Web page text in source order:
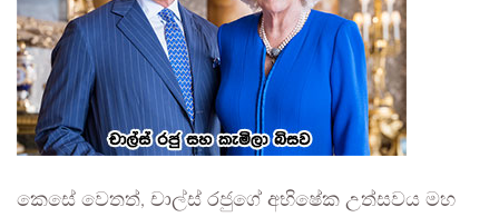
කෙසේ වෙතත්, චාල්ස් රජුගේ අභිෂේක උත්සවය මහ